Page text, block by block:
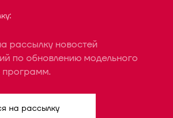
рассылку новостей
по обновлению модельного
программ.
на рассылку